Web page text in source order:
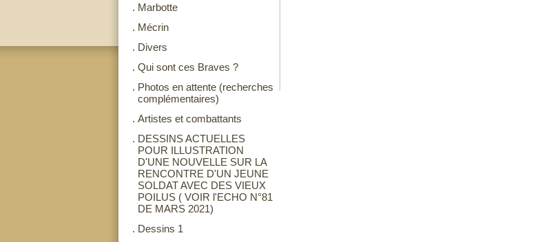
. Marbotte
. Mécrin
. Divers
. Qui sont ces Braves ?
. Photos en attente (recherches
complémentaires)
. Artistes et combattants
. DESSINS ACTUELLES
POUR ILLUSTRATION
D'UNE NOUVELLE SUR LA
RENCONTRE D'UN JEUNE
SOLDAT AVEC DES VIEUX
POILUS ( VOIR l'ECHO N°81
DE MARS 2021)
. Dessins 1